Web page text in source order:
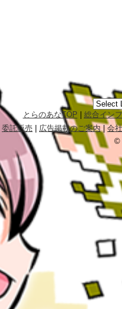
とらのあなTOP
総合イン
委託販売
広告掲載のご案内|会
©